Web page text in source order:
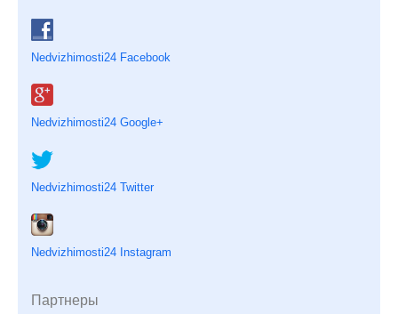
Nedvizhimosti24 Facebook
Nedvizhimosti24 Google+
Nedvizhimosti24 Twitter
Nedvizhimosti24 Instagram
Партнеры